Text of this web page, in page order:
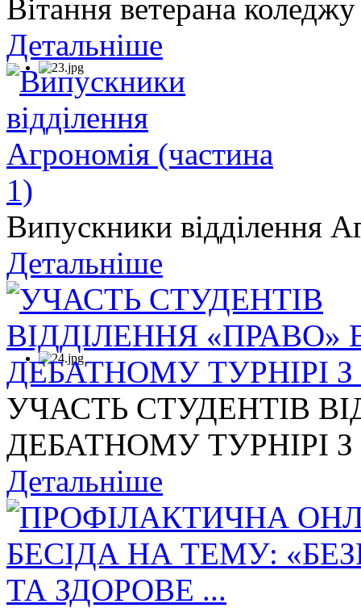
Вітання ветерана
Детальніше
Випускники відділення
Детальніше
УЧАСТЬ СТУДЕНТІВ
ДЕБАТНОМУ ТУРНІРІ З
Детальніше